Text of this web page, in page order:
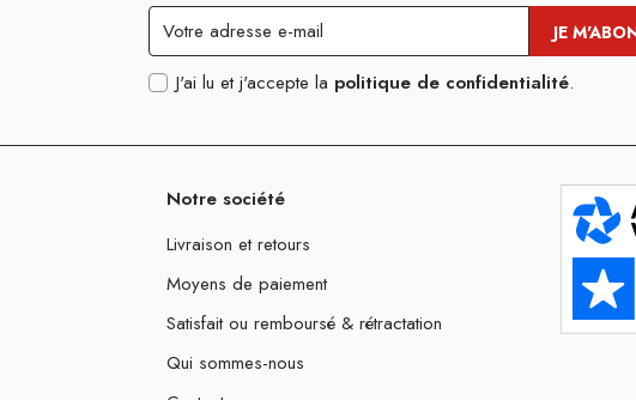
J'ai lu et j'accepte la politique de confidentialité.
Notre société
Livraison et retours
Moyens de paiement
Satisfait ou remboursé & rétractation
Qui sommes-nous